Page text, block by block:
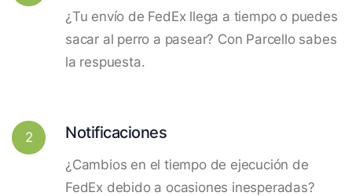
¿Tu envío de FedEx llega a tiempo o puedes
sacar al perro a pasear? Con Parcello sabes
la respuesta.
2 Notificaciones
¿Cambios en el tiempo de ejecución de
FedEx debido a ocasiones inesperadas?